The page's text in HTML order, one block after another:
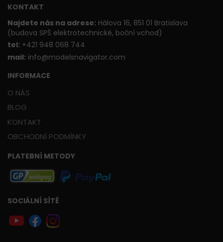
KONTAKT
Najdete nás na adrese: Hálova 16, 851 01 Bratislava
(budova SPŠ elektrotechnické, boční vchod)
tel: +421 948 068 744
mail: info@modelsnavigator.com
INFORMACE
O NÁS
BLOG
KONTAKT
OBCHODNÍ PODMÍNKY
PLATEBNÍ METODY
SOCIÁLNÍ SÍTĚ